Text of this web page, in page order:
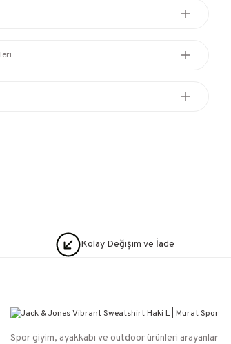
Kolay Değişim ve İade
Spor giyim, ayakkabı ve outdoor ürünleri arayanlar